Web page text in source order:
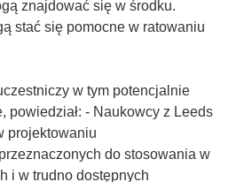
znajdować się w środku.
stać się pomocne w ratowaniu
w tym potencjalnie
powiedział: - Naukowcy z Leeds
projektowaniu
do stosowania w
i w trudno dostępnych